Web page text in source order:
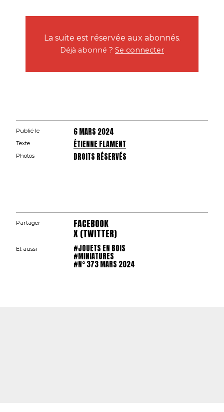
La suite est réservée aux abonnés.
Déjà abonné ? Se connecter
Publié le 6 MARS 2024
Texte ÉTIENNE FLAMENT
Photos DROITS RÉSERVÉS
Partager FACEBOOK
X (TWITTER)
Et aussi #JOUETS EN BOIS
#MINIATURES
#N° 373 MARS 2024